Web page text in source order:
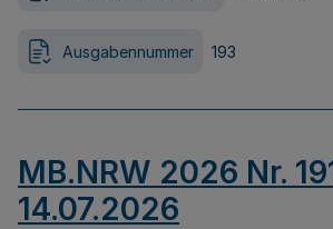
Ausgabennummer 193
MB.NRW 2026 Nr.
14.07.2026